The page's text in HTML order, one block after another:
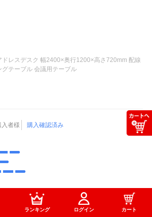
ドレスデスク 幅2400×奥行1200×高さ720mm 配線
テーブル 会議用テーブル
入者様
購入確認済み
以上だと思います。
ランキング ログイン カート